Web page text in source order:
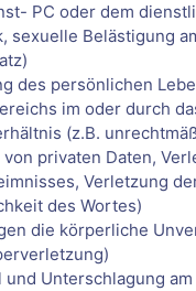
PC oder dem
sexuelle Belästigung
des persönlichen
im oder durch
(z.B.
privaten Daten,
Verletzung
des Wortes)
die körperliche
und Unterschlagung